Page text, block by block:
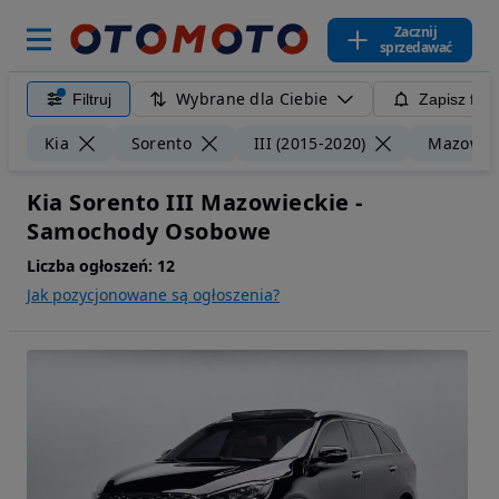
Zacznij
sprzedawać
Filtruj Wybrane dla Ciebie Zapisz
Kia Sorento III (2015-2020)
Kia Sorento III Mazowieckie -
Samochody Osobowe
Liczba ogłoszeń: 12
Jak pozycjonowane są ogłoszenia?